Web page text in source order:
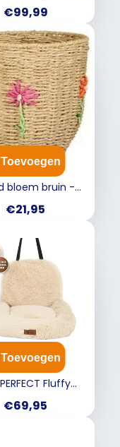
80x65cm
Prijs
€99,99
Toevoegen
bloem bruin -
Prijs
€21,95
Toevoegen
Fluffy
Prijs
€69,95